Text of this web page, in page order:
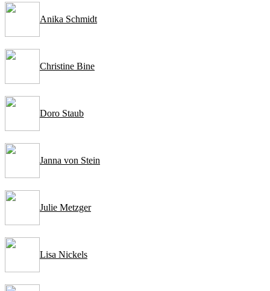
Anika Schmidt
Christine Bine
Doro Staub
Janna von Stein
Julie Metzger
Lisa Nickels